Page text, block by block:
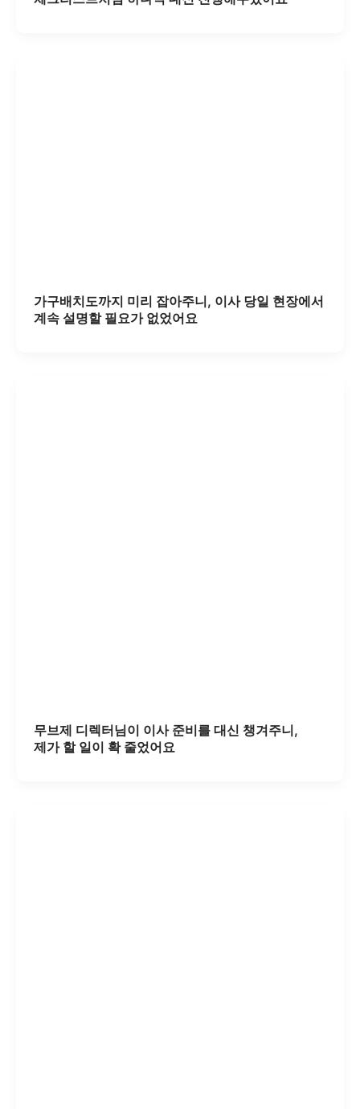
가구배치도까지 미리 잡아주니, 이사 당일 현장에서
계속 설명할 필요가 없었어요
무브제 디렉터님이 이사 준비를 대신 챙겨주니,
제가 할 일이 확 줄었어요